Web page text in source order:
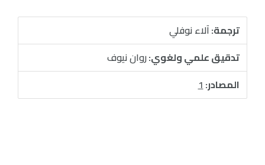
ترجمة:آلاء نوفلي
تدقيق علمي ولغوي:روان نيوف
المصادر:1